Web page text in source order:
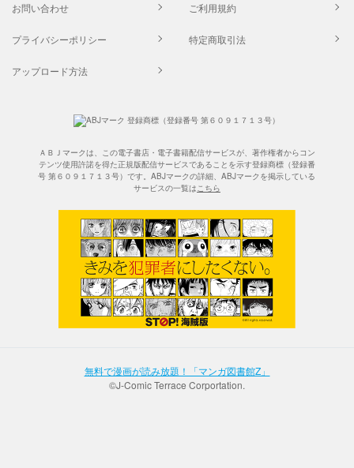
お問い合わせ ご利用規約
プライバシーポリシー 特定商取引法
アップロード方法
ＡＢＪマークは、この電子書店・電子書籍配信サービスが、著作権者からコン
テンツ使用許諾を得た正規版配信サービスであることを示す登録商標（登録番
号 第６０９１７１３号）です。ABJマークの詳細、ABJマークを掲示している
サービスの一覧はこちら
無料で漫画が読み放題！「マンガ図書館Z」
©J-Comic Terrace Corportation.